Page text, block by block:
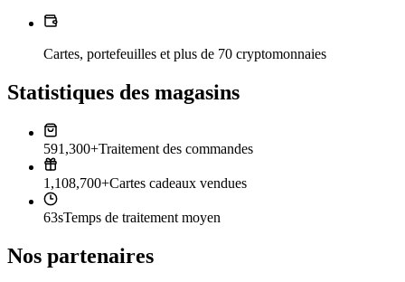
Cartes, portefeuilles et plus de 70 cryptomonnaies
Statistiques des magasins
591,300+Traitement des commandes
1,108,700+Cartes cadeaux vendues
63sTemps de traitement moyen
Nos partenaires